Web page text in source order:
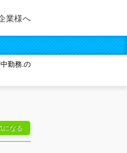
業様へ
勤務.の
になる